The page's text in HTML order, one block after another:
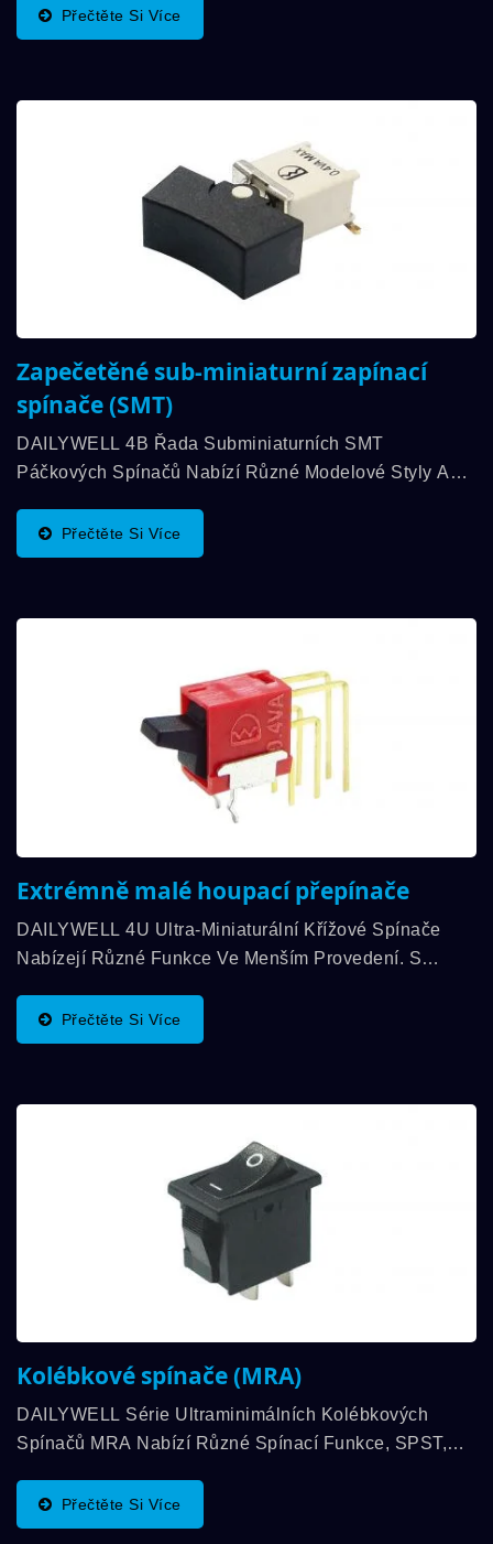
Kontaktu Až 3A. Rozsah Pracovních Teplot Mezi...
Přečtěte Si Více
Zapečetěné sub-miniaturní zapínací
spínače (SMT)
DAILYWELL 4B Řada Subminiaturních SMT
Páčkových Spínačů Nabízí Různé Modelové Styly A
Až 3A. Teplotní Rozsah Provozu Je Mezi -30℃...
Přečtěte Si Více
Extrémně malé houpací přepínače
DAILYWELL 4U Ultra-Miniaturální Křížové Spínače
Nabízejí Různé Funkce Ve Menším Provedení. S
Svislým Nebo Svislým Pravým Úhlem...
Přečtěte Si Více
Kolébkové spínače (MRA)
DAILYWELL Série Ultraminimálních Kolébkových
Spínačů MRA Nabízí Různé Spínací Funkce, SPST,
Jmenovitý Proud Až 3A/250 VAC. DAILYWELL...
Přečtěte Si Více